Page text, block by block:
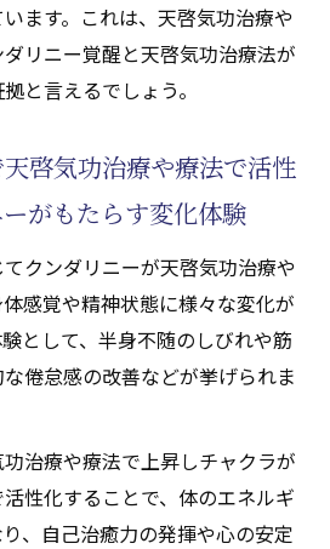
ます。これは、天啓気功治療や
リニー覚醒と天啓気功治療法が
と言えるでしょう。
啓気功治療や療法で活性
がもたらす変化体験
クンダリニーが天啓気功治療や
感覚や精神状態に様々な変化が
として、半身不随のしびれや筋
倦怠感の改善などが挙げられま
治療や療法で上昇しチャクラが
性化することで、体のエネルギ
、自己治癒力の発揮や心の安定